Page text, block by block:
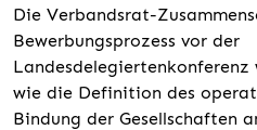
Die Verbandsrat-
Bewerbungsprozess vor der
wie die Definition des
Bindung der Gesellschaften